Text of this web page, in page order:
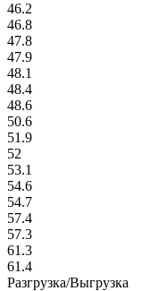
46.2
46.8
47.8
47.9
48.1
48.4
48.6
50.6
51.9
52
53.1
54.6
54.7
57.4
57.3
61.3
61.4
Разгрузка/Выгрузка